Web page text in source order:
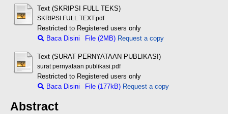
Text (SKRIPSI FULL TEKS)
SKRIPSI FULL TEXT.pdf
Restricted to Registered users only
Baca Disini
File (2MB) Request a copy
Text (SURAT PERNYATAAN PUBLIKASI)
surat pernyataan publikasi.pdf
Restricted to Registered users only
Baca Disini
File (177kB) Request a copy
Abstract